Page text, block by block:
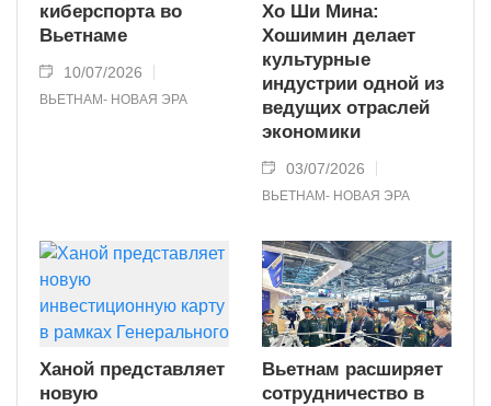
киберспорта во
Вьетнаме
10/07/2026
ВЬЕТНАМ- НОВАЯ ЭРА
Хо Ши Мина:
Хошимин делает
культурные
индустрии одной из
ведущих отраслей
экономики
03/07/2026
ВЬЕТНАМ- НОВАЯ ЭРА
Ханой представляет
новую
Вьетнам расширяет
сотрудничество в